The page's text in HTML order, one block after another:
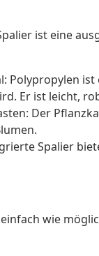
ist eine
Polypropylen
Er ist leicht,
Der
Spalier
wie